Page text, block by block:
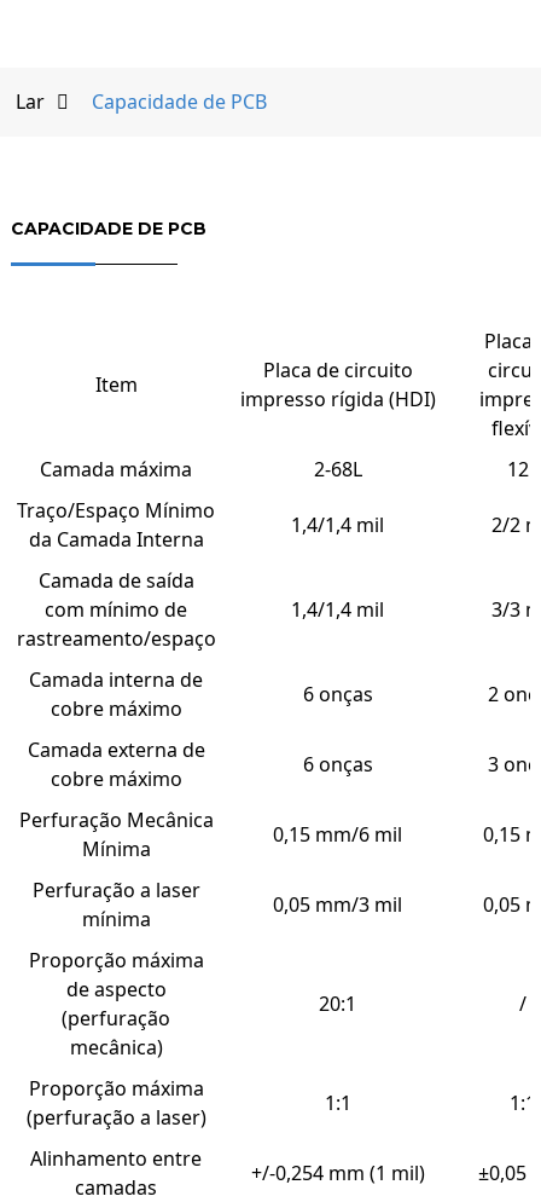
Lar Capacidade de PCB
CAPACIDADE DE PCB
Item
Placa de circuito
impresso rígida (HDI)
Placa
Camada máxima
2-68L
12L
Traço/Espaço Mínimo
da Camada Interna
1,4/1,4 mil 2/2
Camada de saída
com mínimo de
rastreamento/espaço
1,4/1,4 mil 3/3
Camada interna de
cobre máximo
6 onças 2
Camada externa de
cobre máximo
6 onças 3
Perfuração Mecânica
Mínima
0,15 mm/6 mil 0,15
Perfuração a laser
mínima
0,05 mm/3 mil 0,05
Proporção máxima
de aspecto
(perfuração
mecânica)
20:1 /
Proporção máxima
(perfuração a laser)
1:1 1:1
Alinhamento entre
camadas
+/-0,254 mm (1 mil) ±0,05